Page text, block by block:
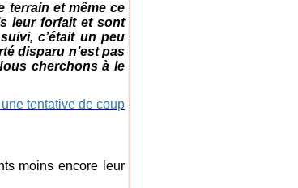
terrain et même ce
leur forfait et sont
c’était un peu
disparu n’est pas
cherchons à le
tentative de coup
moins encore leur